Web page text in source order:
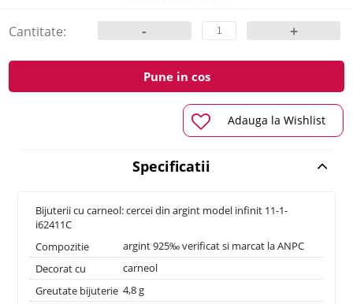
Adauga la Wishlist
Cantitate: - +
Pune in cos
Specificatii
Bijuterii cu carneol: cercei din argint model infinit 11-1-
i62411C
Compozitie
argint 925‰ verificat si marcat la ANPC
Decorat cu
carneol
Greutate bijuterie 4,8 g